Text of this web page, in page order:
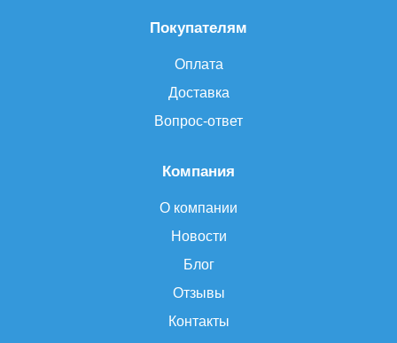
Компания
О компании
Новости
Блог
Отзывы
Контакты
Покупателям
Оплата
Доставка
Вопрос-ответ